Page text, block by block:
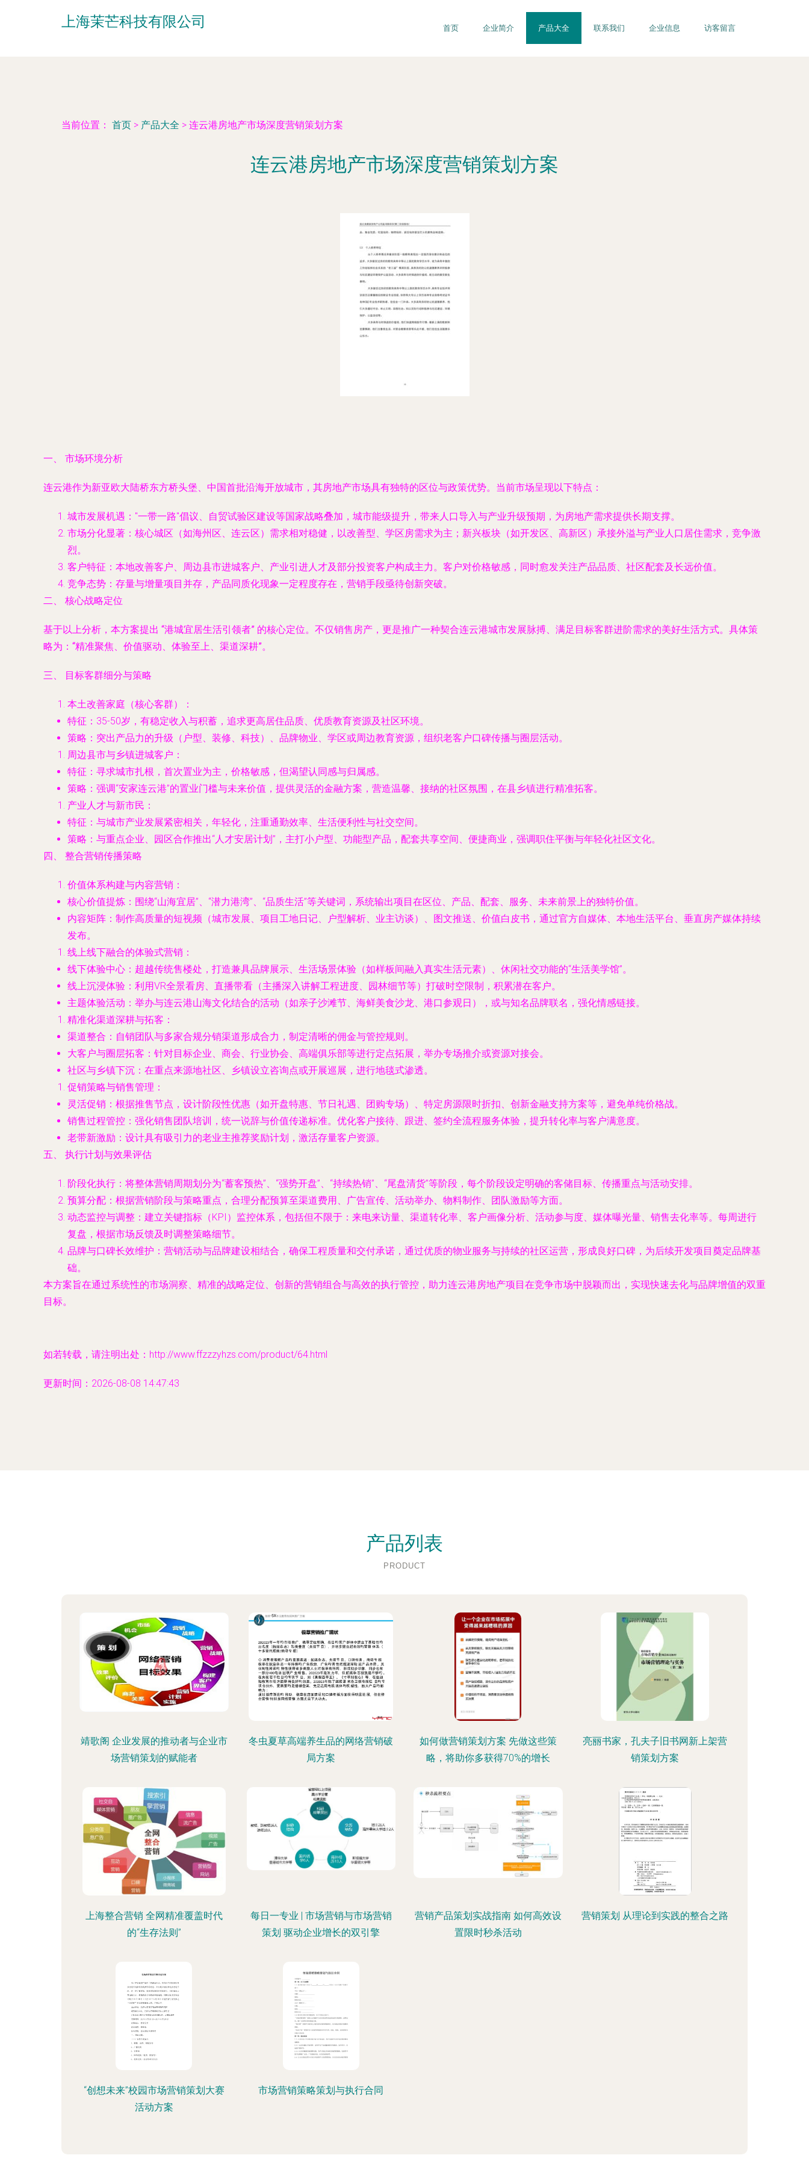
上海茉芒科技有限公司 首页 企业简介 产品大全 联系我们 企业信息 访客留言
当前位置： 首页 > 产品大全 > 连云港房地产市场深度营销策划方案
连云港房地产市场深度营销策划方案
一、 市场环境分析
连云港作为新亚欧大陆桥东方桥头堡、中国首批沿海开放城市，其房地产市场具有独特的区位与政策优势。当前市场呈现以下特点：
城市发展机遇 ："一带一路"倡议、自贸试验区建设等国家战略叠加，城市能级提升，带来人口导入与产业升级预期，为房地产需求提供长期支撑。
市场分化显著 ：核心城区（如海州区、连云区）需求相对稳健，以改善型、学区房需求为主；新兴板块（如开发区、高新区）承接外溢与产业人口居住需求，竞争激
烈。
客户特征 ：本地改善客户、周边县市进城客户、产业引进人才及部分投资客户构成主力。客户对价格敏感，同时愈发关注产品品质、社区配套及长远价值。
竞争态势 ：存量与增量项目并存，产品同质化现象一定程度存在，营销手段亟待创新突破。
二、 核心战略定位
基于以上分析，本方案提出 “港城宜居生活引领者” 的核心定位。不仅销售房产，更是推广一种契合连云港城市发展脉搏、满足目标客群进阶需求的美好生活方式。具体策
略为： “精准聚焦、价值驱动、体验至上、渠道深耕”。
三、 目标客群细分与策略
本土改善家庭（核心客群）
：
特征 ：35-50岁，有稳定收入与积蓄，追求更高居住品质、优质教育资源及社区环境。
策略 ：突出产品力的升级（户型、装修、科技）、品牌物业、学区或周边教育资源，组织老客户口碑传播与圈层活动。
周边县市与乡镇进城客户 ：
特征 ：寻求城市扎根，首次置业为主，价格敏感，但渴望认同感与归属感。
策略 ：强调“安家连云港”的置业门槛与未来价值，提供灵活的金融方案，营造温馨、接纳的社区氛围，在县乡镇进行精准拓客。
产业人才与新市民 ：
特征 ：与城市产业发展紧密相关，年轻化，注重通勤效率、生活便利性与社交空间。
策略 ：与重点企业、园区合作推出“人才安居计划”，主打小户型、功能型产品，配套共享空间、便捷商业，强调职住平衡与年轻化社区文化。
四、 整合营销传播策略
价值体系构建与内容营销 ：
核心价值提炼 ：围绕“山海宜居”、“潜力港湾”、“品质生活”等关键词，系统输出项目在区位、产品、配套、服务、未来前景上的独特价值。
内容矩阵 ：制作高质量的短视频（城市发展、项目工地日记、户型解析、业主访谈）、图文推送、价值白皮书，通过官方自媒体、本地生活平台、垂直房产媒体持续
发布。
线上线下融合的体验式营销 ：
线下体验中心 ：超越传统售楼处，打造兼具品牌展示、生活场景体验（如样板间融入真实生活元素）、休闲社交功能的“生活美学馆”。
线上沉浸体验 ：利用VR全景看房、直播带看（主播深入讲解工程进度、园林细节等）打破时空限制，积累潜在客户。
主题体验活动 ：举办与连云港山海文化结合的活动（如亲子沙滩节、海鲜美食沙龙、港口参观日），或与知名品牌联名，强化情感链接。
精准化渠道深耕与拓客 ：
渠道整合 ：自销团队与多家合规分销渠道形成合力，制定清晰的佣金与管控规则。
大客户与圈层拓客 ：针对目标企业、商会、行业协会、高端俱乐部等进行定点拓展，举办专场推介或资源对接会。
社区与乡镇下沉 ：在重点来源地社区、乡镇设立咨询点或开展巡展，进行地毯式渗透。
促销策略与销售管理 ：
灵活促销 ：根据推售节点，设计阶段性优惠（如开盘特惠、节日礼遇、团购专场）、特定房源限时折扣、创新金融支持方案等，避免单纯价格战。
销售过程管控 ：强化销售团队培训，统一说辞与价值传递标准。优化客户接待、跟进、签约全流程服务体验，提升转化率与客户满意度。
老带新激励 ：设计具有吸引力的老业主推荐奖励计划，激活存量客户资源。
五、 执行计划与效果评估
阶段化执行 ：将整体营销周期划分为“蓄客预热”、“强势开盘”、“持续热销”、“尾盘清货”等阶段，每个阶段设定明确的客储目标、传播重点与活动安排。
预算分配 ：根据营销阶段与策略重点，合理分配预算至渠道费用、广告宣传、活动举办、物料制作、团队激励等方面。
动态监控与调整 ：建立关键指标（KPI）监控体系，包括但不限于：来电来访量、渠道转化率、客户画像分析、活动参与度、媒体曝光量、销售去化率等。每周进行
复盘，根据市场反馈及时调整策略细节。
品牌与口碑长效维护 ：营销活动与品牌建设相结合，确保工程质量和交付承诺，通过优质的物业服务与持续的社区运营，形成良好口碑，为后续开发项目奠定品牌基
础。
本方案旨在通过系统性的市场洞察、精准的战略定位、创新的营销组合与高效的执行管控，助力连云港房地产项目在竞争市场中脱颖而出，实现快速去化与品牌增值的双重
目标。
如若转载，请注明出处：http://www.ffzzzyhzs.com/product/64.html
更新时间：2026-08-08 14:47:43
产品列表
PRODUCT
靖歌阁 企业发展的推动者与企业市
场营销策划的赋能者
冬虫夏草高端养生品的网络营销破
局方案
如何做营销策划方案 先做这些策
略，将助你多获得70%的增长
亮丽书家，孔夫子旧书网新上架营
销策划方案
上海整合营销 全网精准覆盖时代
的“生存法则”
每日一专业 | 市场营销与市场营销
策划 驱动企业增长的双引擎
营销产品策划实战指南 如何高效设
置限时秒杀活动
营销策划 从理论到实践的整合之路
“创想未来”校园市场营销策划大赛
活动方案
市场营销策略策划与执行合同